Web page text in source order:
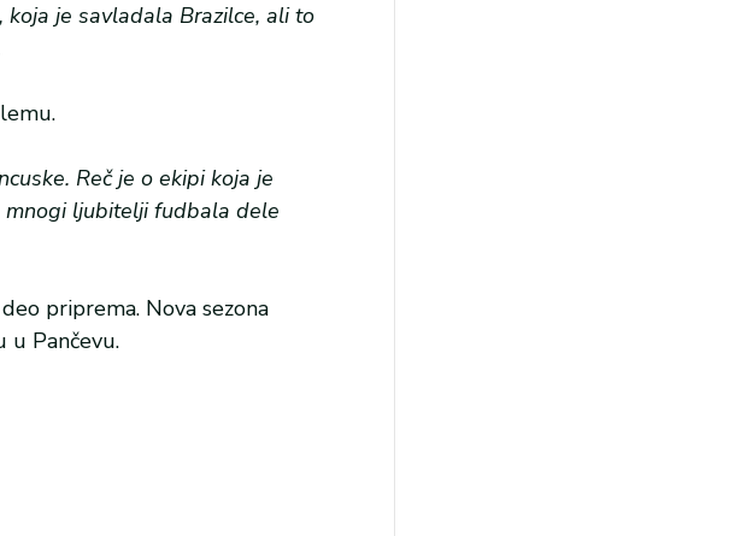
je savladala Brazilce, ali to
Reč je o ekipi koja je
mnogi ljubitelji fudbala dele
priprema. Nova sezona
u Pančevu.